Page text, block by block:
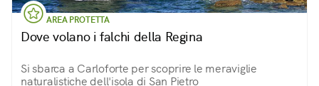
AREA PROTETTA
Dove volano i falchi della Regina
Si sbarca a Carloforte per scoprire le meraviglie
naturalistiche dell'isola di San Pietro